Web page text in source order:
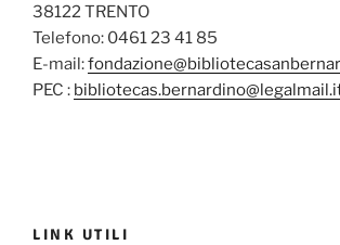
38122 TRENTO
Telefono: 0461 23 41 85
E-mail:
PEC :
LINK UTILI